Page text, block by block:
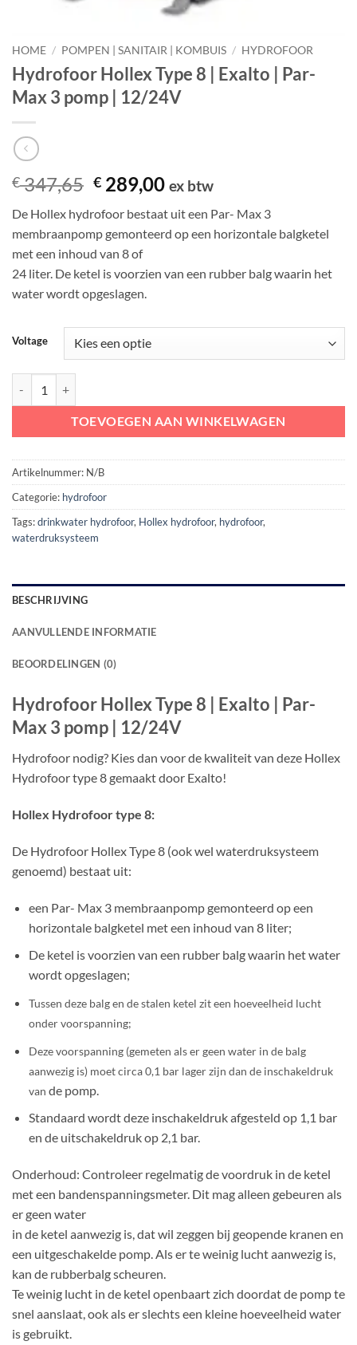
HOME / POMPEN | SANITAIR | KOMBUIS / HYDROFOOR
Hydrofoor Hollex Type 8 | Exalto | Par-
Max 3 pomp | 12/24V
€347,65 Oorspronkelijke
was:
€ 347,65.
€ 289,00Huidige
is:
€ 289,00.
ex btw
De Hollex hydrofoor bestaat uit een Par- Max 3
membraanpomp gemonteerd op een horizontale balgketel
met een inhoud van 8 of
24 liter. De ketel is voorzien van een rubber balg waarin het
water wordt opgeslagen.
Voltage
TOEVOEGEN AAN WINKELWAGEN
Artikelnummer: N/B
Categorie: hydrofoor
Tags:drinkwater hydrofoor, Hollex hydrofoor, hydrofoor,
waterdruksysteem
BESCHRIJVING
AANVULLENDE INFORMATIE
BEOORDELINGEN (0)
Hydrofoor Hollex Type 8 | Exalto | Par-
Max 3 pomp | 12/24V
Hydrofoor nodig? Kies dan voor de kwaliteit van deze Hollex
Hydrofoor type 8 gemaakt door Exalto!
Hollex Hydrofoor type 8:
De Hydrofoor Hollex Type 8 (ook wel waterdruksysteem
genoemd) bestaat uit:
een Par- Max 3 membraanpomp gemonteerd op een
horizontale balgketel met een inhoud van 8 liter;
De ketel is voorzien van een rubber balg waarin het water
wordt opgeslagen;
Tussen deze balg en de stalen ketel zit een hoeveelheid lucht
onder voorspanning;
Deze voorspanning (gemeten als er geen water in de balg
aanwezig is) moet circa 0,1 bar lager zijn dan de inschakeldruk
van de pomp.
Standaard wordt deze inschakeldruk afgesteld op 1,1 bar
en de uitschakeldruk op 2,1 bar.
Onderhoud: Controleer regelmatig de voordruk in de ketel
met een bandenspanningsmeter. Dit mag alleen gebeuren als
er geen water
in de ketel aanwezig is, dat wil zeggen bij geopende kranen en
een uitgeschakelde pomp. Als er te weinig lucht aanwezig is,
kan de rubberbalg scheuren.
Te weinig lucht in de ketel openbaart zich doordat de pomp te
snel aanslaat, ook als er slechts een kleine hoeveelheid water
is gebruikt.